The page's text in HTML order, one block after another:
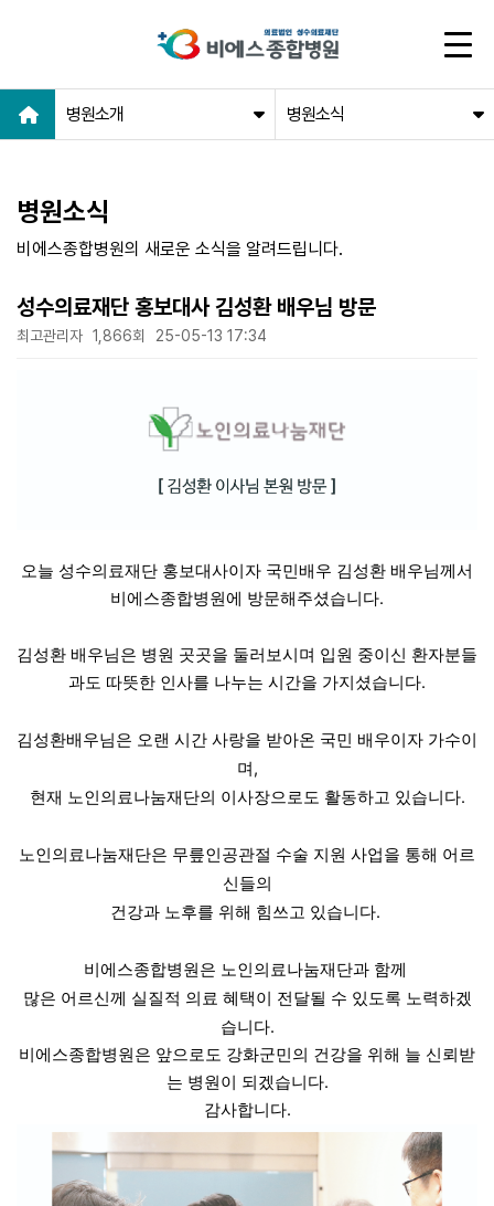
병원소개 병원소식
병원소식
비에스종합병원의 새로운 소식을 알려드립니다.
성수의료재단 홍보대사 김성환 배우님 방문
최고관리자 1,866회 25-05-13 17:34
오늘 성수의료재단 홍보대사이자 국민배우 김성환 배우님께서
비에스종합병원에 방문해주셨습니다.
김성환 배우님은 병원 곳곳을 둘러보시며 입원 중이신 환자분들
과도 따뜻한 인사를 나누는 시간을 가지셨습니다.
김성환배우님은 오랜 시간 사랑을 받아온 국민 배우이자 가수이
며,
현재 노인의료나눔재단의 이사장으로도 활동하고 있습니다.
노인의료나눔재단은 무릎인공관절 수술 지원 사업을 통해 어르
신들의
건강과 노후를 위해 힘쓰고 있습니다.
비에스종합병원은 노인의료나눔재단과 함께
많은 어르신께 실질적 의료 혜택이 전달될 수 있도록 노력하겠
습니다.
비에스종합병원은 앞으로도 강화군민의 건강을 위해 늘 신뢰받
는 병원이 되겠습니다.
감사합니다.